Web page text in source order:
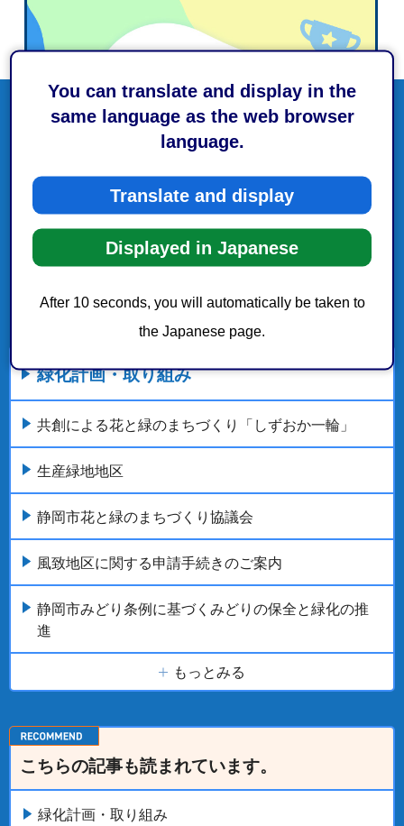
You can translate and display in the
same language as the web browser
language.
Translate and display
Displayed in Japanese
After 10 seconds, you will automatically be taken to
the Japanese page.
緑化計画・取り組み
共創による花と緑のまちづくり「しずおか一輪」
生産緑地地区
静岡市花と緑のまちづくり協議会
風致地区に関する申請手続きのご案内
静岡市みどり条例に基づくみどりの保全と緑化の推
進
もっとみる
こちらの記事も読まれています。
緑化計画・取り組み